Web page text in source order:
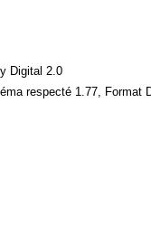
Digital 2.0
respecté 1.77, Format